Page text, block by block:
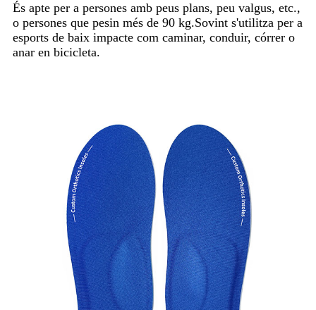
És apte per a persones amb peus plans, peu valgus, etc.,
o persones que pesin més de 90 kg.Sovint s'utilitza per a
esports de baix impacte com caminar, conduir, córrer o
anar en bicicleta.